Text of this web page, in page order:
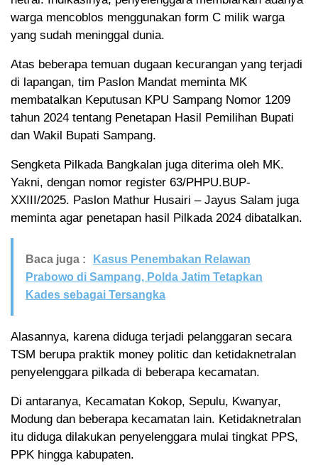
warga mencoblos menggunakan form C milik warga
yang sudah meninggal dunia.
Atas beberapa temuan dugaan kecurangan yang terjadi
di lapangan, tim Paslon Mandat meminta MK
membatalkan Keputusan KPU Sampang Nomor 1209
tahun 2024 tentang Penetapan Hasil Pemilihan Bupati
dan Wakil Bupati Sampang.
Sengketa Pilkada Bangkalan juga diterima oleh MK.
Yakni, dengan nomor register 63/PHPU.BUP-
XXIII/2025. Paslon Mathur Husairi – Jayus Salam juga
meminta agar penetapan hasil Pilkada 2024 dibatalkan.
Baca juga :
Kasus Penembakan Relawan
Prabowo di Sampang, Polda Jatim Tetapkan
Kades sebagai Tersangka
Alasannya, karena diduga terjadi pelanggaran secara
TSM berupa praktik money politic dan ketidaknetralan
penyelenggara pilkada di beberapa kecamatan.
Di antaranya, Kecamatan Kokop, Sepulu, Kwanyar,
Modung dan beberapa kecamatan lain. Ketidaknetralan
itu diduga dilakukan penyelenggara mulai tingkat PPS,
PPK hingga kabupaten.